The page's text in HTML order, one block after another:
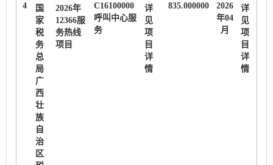
4
国
家
税
务
总
局
广
西
壮
族
自
治
区
2026年
12366服
务热线
项目
C16100000
呼叫中心服
务
详
见
项
目
详
情
835.000000
2026
年04
月
详
见
项
目
详
情